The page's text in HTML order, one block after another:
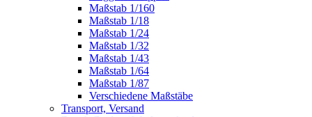
Maßstab 1/160
Maßstab 1/18
Maßstab 1/24
Maßstab 1/32
Maßstab 1/43
Maßstab 1/64
Maßstab 1/87
Verschiedene Maßstäbe
Transport, Versand